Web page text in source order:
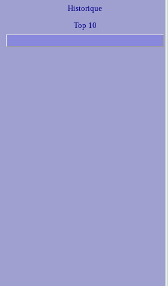
Historique
Top 10